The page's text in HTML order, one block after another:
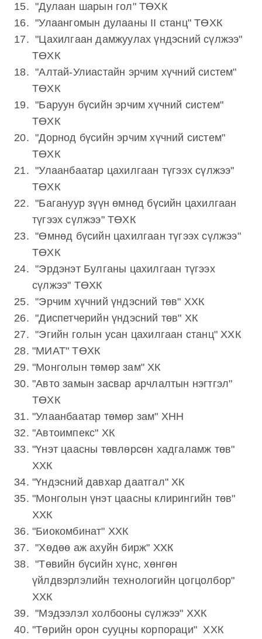
"Дулаан шарын гол" ТӨХК
"Улаангомын дулааны II станц" ТӨХК
"Цахилгаан дамжуулах үндэсний сүлжээ"
ТӨХК
"Алтай-Улиастайн эрчим хүчний систем"
ТӨХК
"Баруун бүсийн эрчим хүчний систем"
ТӨХК
"Дорнод бүсийн эрчим хүчний систем"
ТӨХК
"Улаанбаатар цахилгаан түгээх сүлжээ"
ТӨХК
"Багануур зүүн өмнөд бүсийн цахилгаан
түгээх сүлжээ" ТӨХК
"Өмнөд бүсийн цахилгаан түгээх сүлжээ"
ТӨХК
"Эрдэнэт Булганы цахилгаан түгээх
сүлжээ" ТӨХК
"Эрчим хүчний үндэсний төв" ХХК
"Диспетчерийн үндэсний төв" ХК
"Эгийн голын усан цахилгаан станц" ХХК
"МИАТ" ТӨХК
"Монголын төмөр зам" ХК
"Авто замын засвар арчлалтын нэгтгэл"
ТӨХК
"Улаанбаатар төмөр зам" ХНН
"Автоимпекс" ХК
"Үнэт цаасны төвлөрсөн хадгаламж төв"
ХХК
"Үндэсний давхар даатгал" ХК
"Монголын үнэт цаасны клирингийн төв"
ХХК
"Биокомбинат" ХХК
"Хөдөө аж ахуйн бирж" ХХК
"Төвийн бүсийн хүнс, хөнгөн
үйлдвэрлэлийн технологийн цогцолбор"
ХХК
"Мэдээлэл холбооны сүлжээ" ХХК
"Төрийн орон сууцны корпораци" ХХК